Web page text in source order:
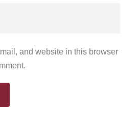
and website in this browser